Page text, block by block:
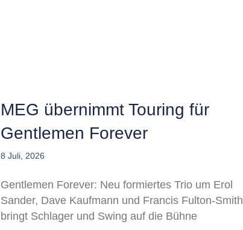
MEG übernimmt Touring für
Gentlemen Forever
8 Juli, 2026
Gentlemen Forever: Neu formiertes Trio um Erol
Sander, Dave Kaufmann und Francis Fulton-Smith
bringt Schlager und Swing auf die Bühne